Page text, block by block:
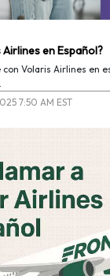
en Español?
Volaris Airlines en
7:50 AM EST